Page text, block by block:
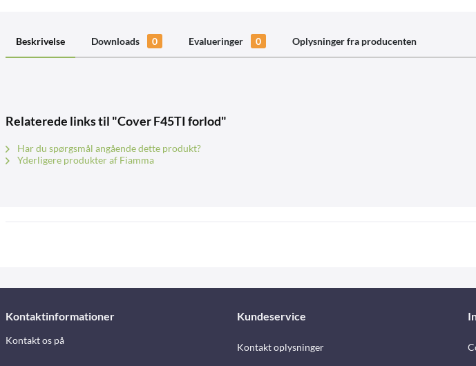
Beskrivelse Downloads 0 Evalueringer 0 Oplysninger fra producenten
Relaterede links til "Cover F45TI forlod"
Har du spørgsmål angående dette produkt?
Yderligere produkter af Fiamma
Kontaktinformationer
Kontakt os på
Kundeservice
Kontakt oplysninger